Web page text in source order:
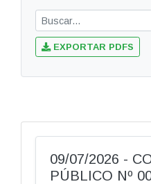
EXPORTAR PDFS
09/07/2026 -
PÚBLICO Nº